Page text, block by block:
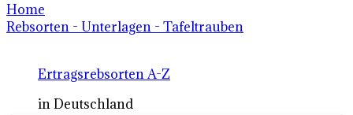
Home
Rebsorten - Unterlagen - Tafeltrauben
Ertragsrebsorten A-Z
in Deutschland